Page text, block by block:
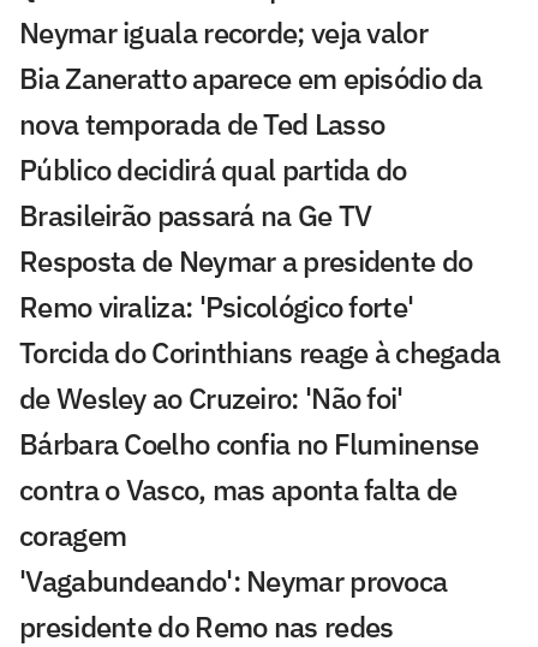
Neymar iguala recorde; veja valor
Bia Zaneratto aparece em episódio da
nova temporada de Ted Lasso
Público decidirá qual partida do
Brasileirão passará na Ge TV
Resposta de Neymar a presidente do
Remo viraliza: 'Psicológico forte'
Torcida do Corinthians reage à chegada
de Wesley ao Cruzeiro: 'Não foi'
Bárbara Coelho confia no Fluminense
contra o Vasco, mas aponta falta de
coragem
'Vagabundeando': Neymar provoca
presidente do Remo nas redes